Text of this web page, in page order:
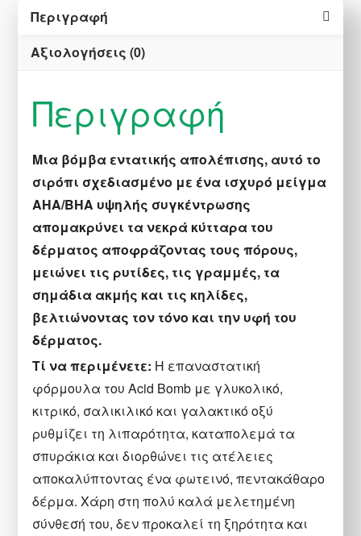
Περιγραφή
Αξιολογήσεις (0)
Περιγραφή
Mια βόμβα εντατικής απολέπισης, αυτό το
σιρόπι σχεδιασμένο με ένα ισχυρό μείγμα
AHA/BHA υψηλής συγκέντρωσης
απομακρύνει τα νεκρά κύτταρα του
δέρματος αποφράζοντας τους πόρους,
μειώνει τις ρυτίδες, τις γραμμές, τα
σημάδια ακμής και τις κηλίδες,
βελτιώνοντας τον τόνο και την υφή του
δέρματος.
Τί να περιμένετε: Η επαναστατική
φόρμουλα του Acid Bomb με γλυκολικό,
κιτρικό, σαλικιλικό και γαλακτικό οξύ
ρυθμίζει τη λιπαρότητα, καταπολεμά τα
σπυράκια και διορθώνει τις ατέλειες
αποκαλύπτοντας ένα φωτεινό, πεντακάθαρο
δέρμα. Χάρη στη πολύ καλά μελετημένη
σύνθεσή του, δεν προκαλεί τη ξηρότητα και